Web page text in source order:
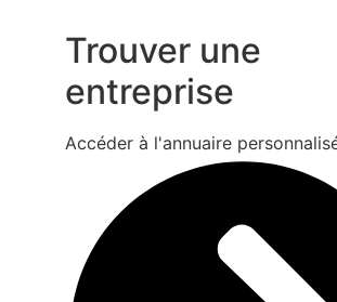
Trouver une
entreprise
Accéder à l'annuaire